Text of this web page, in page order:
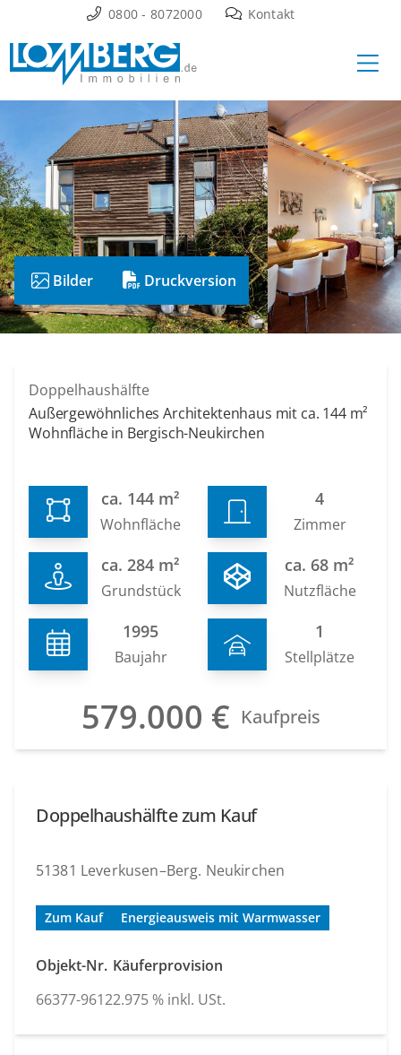
Inhalt
springen
0800 - 8072000 Kontakt
Bilder Druckversion
Doppelhaushälfte
Außergewöhnliches Architektenhaus mit ca. 144 m²
Wohnfläche in Bergisch-Neukirchen
ca. 144 m²
Wohnfläche
4
Zimmer
ca. 284 m²
Grundstück
ca. 68 m²
Nutzfläche
1995
Baujahr
1
Stellplätze
579.000 € Kaufpreis
Doppelhaushälfte zum Kauf
51381 Leverkusen–Berg. Neukirchen
Zum Kauf Energieausweis mit Warmwasser
Objekt-Nr.
66377-9612
Käuferprovision
2.975 % inkl. USt.